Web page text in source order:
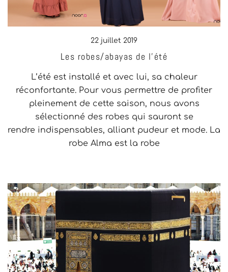
22 juillet 2019
Les robes/abayas de l’été
L’été est installé et avec lui, sa chaleur
réconfortante. Pour vous permettre de profiter
pleinement de cette saison, nous avons
sélectionné des robes qui sauront se
rendre indispensables, alliant pudeur et mode. La
robe Alma est la robe